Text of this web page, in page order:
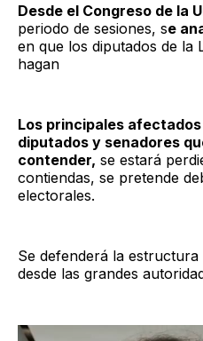
Desde el Congreso de la
periodo de sesiones, se
en que los diputados de la
hagan
Los principales
diputados y senadores
contender, se estará
contiendas, se pretende
electorales.
Se defenderá la
desde las grandes